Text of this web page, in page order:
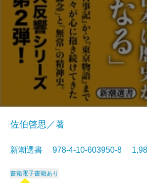
佐伯啓思／著
新潮選書 978-4-10-603950-8
書籍電子書籍あり